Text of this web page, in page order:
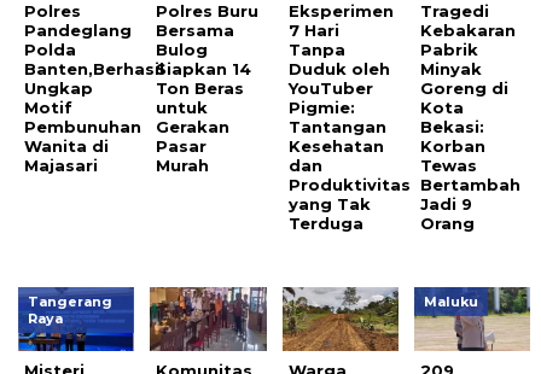
Polres
Pandeglang
Polda
Banten,Berhasil
Ungkap
Motif
Pembunuhan
Wanita di
Majasari
Polres Buru
Bersama
Bulog
Siapkan 14
Ton Beras
untuk
Gerakan
Pasar
Murah
Eksperimen
7 Hari
Tanpa
Duduk oleh
YouTuber
Pigmie:
Tantangan
Kesehatan
dan
Produktivitas
yang Tak
Terduga
Tragedi
Kebakaran
Pabrik
Minyak
Goreng di
Kota
Bekasi:
Korban
Tewas
Bertambah
Jadi 9
Orang
Tangerang
Raya
Maluku